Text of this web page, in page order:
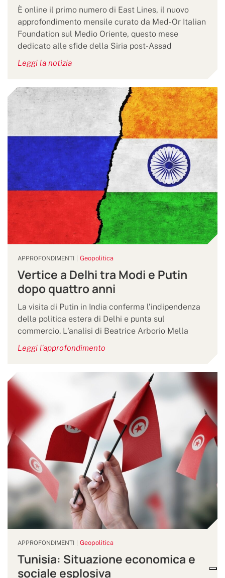
È online il primo numero di East Lines, il nuovo
approfondimento mensile curato da Med-Or Italian
Foundation sul Medio Oriente, questo mese
dedicato alle sfide della Siria post-Assad
Leggi la notizia
APPROFONDIMENTI Geopolitica
Vertice a Delhi tra Modi e Putin
dopo quattro anni
La visita di Putin in India conferma l’indipendenza
della politica estera di Delhi e punta sul
commercio. L'analisi di Beatrice Arborio Mella
Leggi l'approfondimento
APPROFONDIMENTI Geopolitica
Tunisia: Situazione economica e
sociale esplosiva